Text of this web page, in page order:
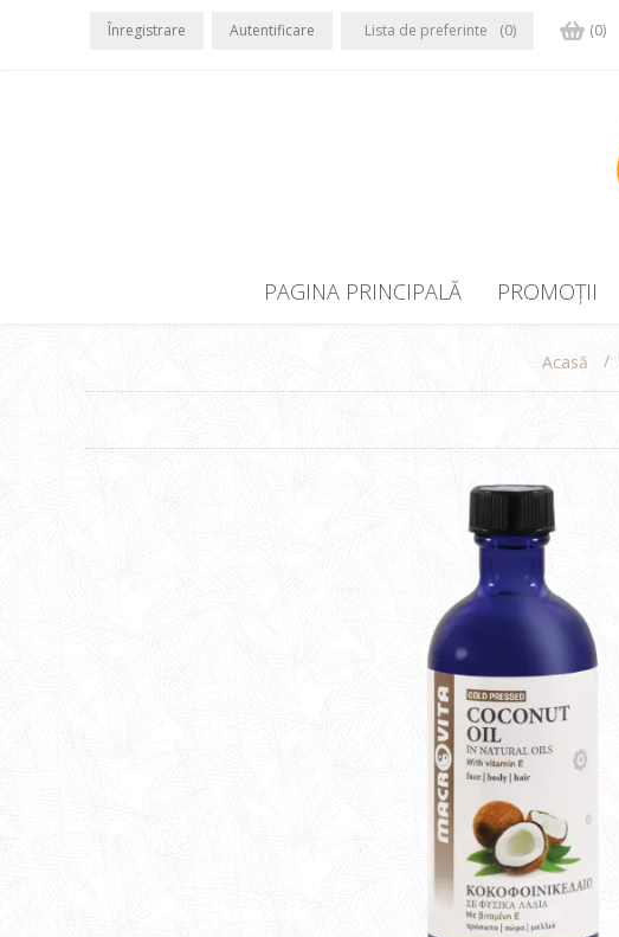
Înregistrare Autentificare Lista de preferinte (0) (0)
PAGINA PRINCIPALĂ PROMOȚII
Acasă /